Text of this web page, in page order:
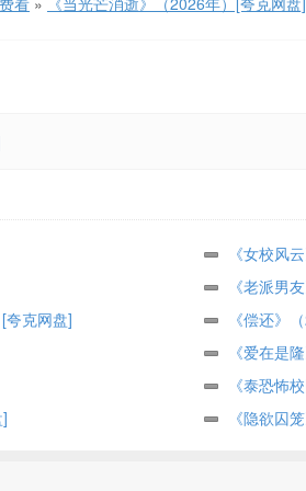
《女校风
《老派男
夸克网盘]
《偿还》
《爱在是
《泰恐怖
《隐欲囚